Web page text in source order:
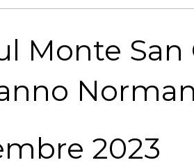
Monte San
Norman
2023